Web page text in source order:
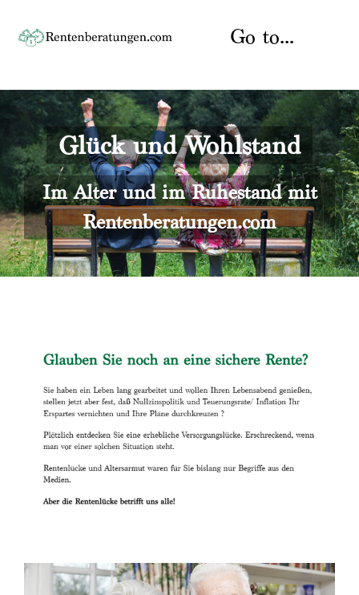
content
Go to...
Startseite
Rente
Rentenberater
Rentenversicherung
Versicherungsberatung
Über uns
Kontakt
Glück und Wohlstand
Im Alter und im Ruhestand mit
Rentenberatungen.com